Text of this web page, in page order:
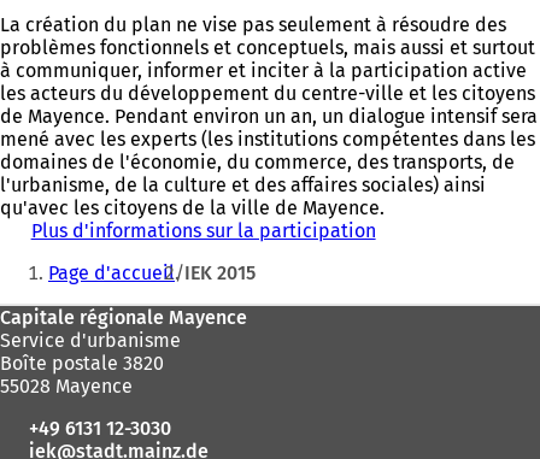
La création du plan ne vise pas seulement à résoudre des
problèmes fonctionnels et conceptuels, mais aussi et surtout
à communiquer, informer et inciter à la participation active
les acteurs du développement du centre-ville et les citoyens
de Mayence. Pendant environ un an, un dialogue intensif sera
mené avec les experts (les institutions compétentes dans les
domaines de l'économie, du commerce, des transports, de
l'urbanisme, de la culture et des affaires sociales) ainsi
qu'avec les citoyens de la ville de Mayence.
Plus d'informations sur la participation
Vous
êtes
ici
:
Page d'accueil IEK 2015
Pied
de
page
Capitale régionale Mayence
Service d'urbanisme
Boîte postale 3820
55028 Mayence
+49 6131 12-3030
iek
stadt.mainz de